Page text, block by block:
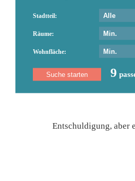
Stadtteil:
Räume:
Wohnfläche:
9
Entschuldigung, aber